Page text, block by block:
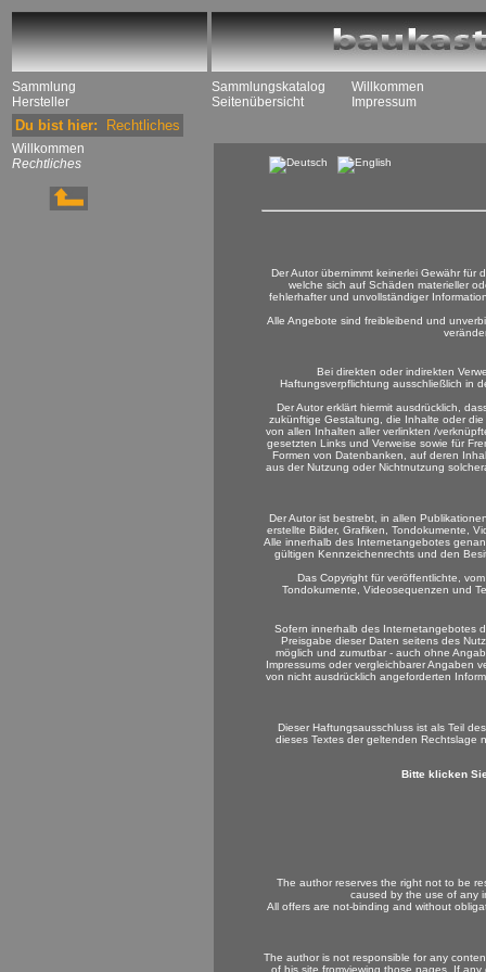
Sammlung
Hersteller
Sammlungskatalog
Seitenübersicht
Willkommen
Impressum
Du bist hier: Rechtliches
Willkommen
Rechtliches
Der Autor übernimmt keinerlei Gewähr
welche sich auf Schäden materieller
fehlerhafter und unvollständiger
Alle Angebote sind freibleibend und
Bei direkten oder indirekten
Haftungsverpflichtung ausschließlich in
Der Autor erklärt hiermit ausdrücklich,
zukünftige Gestaltung, die Inhalte oder
von allen Inhalten aller verlinkten /
gesetzten Links und Verweise sowie für
Formen von Datenbanken, auf deren
aus der Nutzung oder Nichtnutzung
Der Autor ist bestrebt, in allen
erstellte Bilder, Grafiken, Tondokumente,
Alle innerhalb des Internetangebotes
gültigen Kennzeichenrechts und den
Das Copyright für veröffentlichte,
Tondokumente, Videosequenzen und
Sofern innerhalb des Internetangebotes
Preisgabe dieser Daten seitens des
möglich und zumutbar - auch ohne
Impressums oder vergleichbarer Angaben
von nicht ausdrücklich angeforderten
Dieser Haftungsausschluss ist als Teil
dieses Textes der geltenden Rechtslage
Bitte klicken
The author reserves the right not to be
caused by the use of any
All offers are not-binding and without
The author is not responsible for any
of his site fromviewing those pages. If